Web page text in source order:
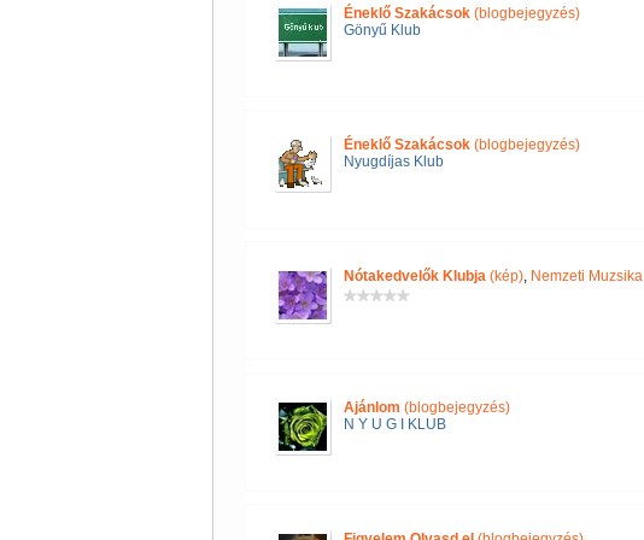
Éneklő Szakácsok(blogbejegyzés)
Gönyű Klub
Éneklő Szakácsok(blogbejegyzés)
Nyugdíjas Klub
Nótakedvelők Klubja(kép), Nemzeti Muzsika
Ajánlom (blogbejegyzés)
N Y U G I KLUB